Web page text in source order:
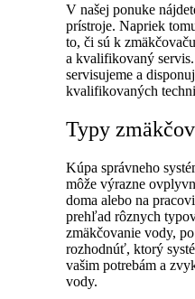
V našej ponuke
prístroje. Napriek
to, či sú k
a kvalifikovaný
servisujeme a
kvalifikovaných
Typy
Kúpa správneho
môže výrazne
doma alebo na
prehľad rôznych
zmäkčovanie vody,
rozhodnúť, ktorý
vašim potrebám a
vody.